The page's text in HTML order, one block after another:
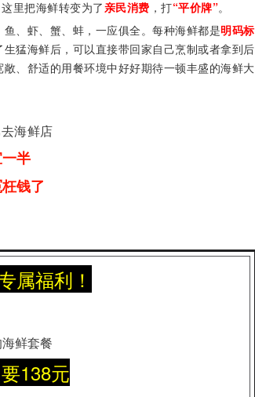
里把海鲜转变为了亲民消费 ，打“平价牌”。
、虾、蟹、蚌，一应俱全。每种海鲜都是明码标
猛海鲜后，可以直接带回家自己烹制或者拿到后
敞、舒适的用餐环境中好好期待一顿丰盛的海鲜大
海鲜店
半
钱了
属福利 ！
鲜套餐
138元